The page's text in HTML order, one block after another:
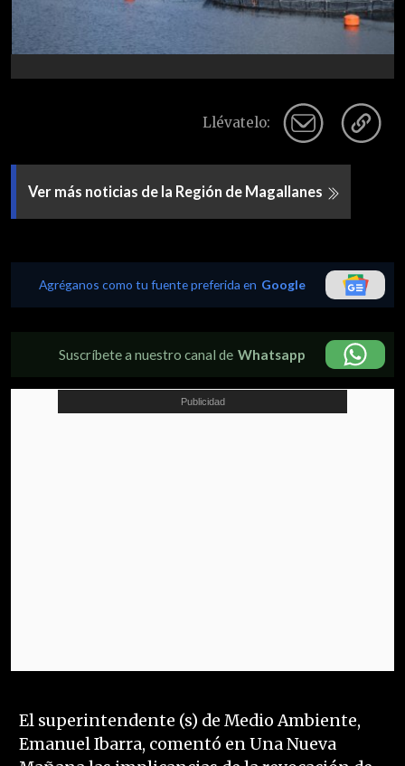
Llévatelo:
Ver más noticias de la Región de Magallanes
Agréganos como tu fuente preferida en Google
Suscríbete a nuestro canal de Whatsapp
El superintendente (s) de Medio Ambiente,
Emanuel Ibarra, comentó en Una Nueva